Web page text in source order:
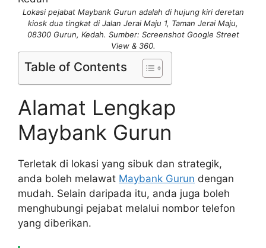
Lokasi pejabat Maybank Gurun adalah di hujung kiri deretan
kiosk dua tingkat di Jalan Jerai Maju 1, Taman Jerai Maju,
08300 Gurun, Kedah. Sumber: Screenshot Google Street
View & 360.
Table of Contents
Alamat Lengkap
Maybank Gurun
Terletak di lokasi yang sibuk dan strategik,
anda boleh melawat Maybank Gurun dengan
mudah. Selain daripada itu, anda juga boleh
menghubungi pejabat melalui nombor telefon
yang diberikan.